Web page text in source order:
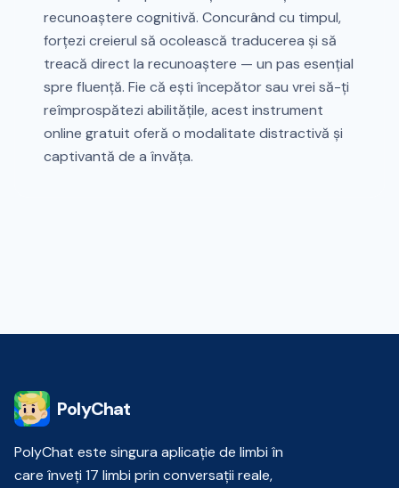
recunoaștere cognitivă. Concurând cu timpul,
forțezi creierul să ocolească traducerea și să
treacă direct la recunoaștere — un pas esențial
spre fluență. Fie că ești începător sau vrei să-ți
reîmprospătezi abilitățile, acest instrument
online gratuit oferă o modalitate distractivă și
captivantă de a învăța.
PolyChat
PolyChat este singura aplicație de limbi în
care înveți 17 limbi prin conversații reale,